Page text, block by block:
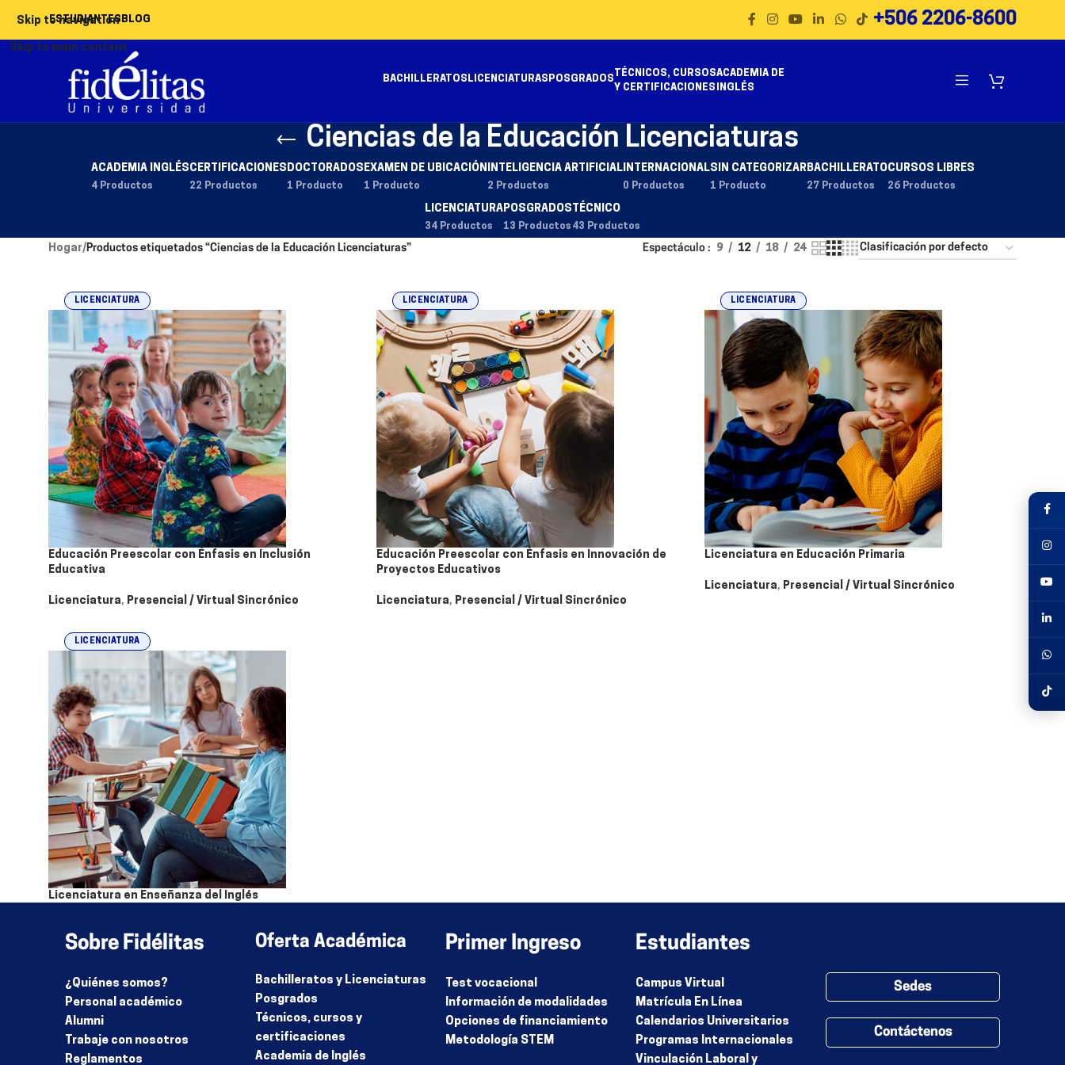
Skip to navigation
Skip to main content
ESTUDIANTES BLOG +506 2206-8600
BACHILLERATOS LICENCIATURAS POSGRADOS
TÉCNICOS, CURSOS
Y CERTIFICACIONES
ACADEMIA DE
INGLÉS
Ciencias de la Educación Licenciaturas
ACADEMIA INGLÉS
4 Productos
CERTIFICACIONES
22 Productos
DOCTORADOS
1 Producto
EXAMEN DE UBICACIÓN
1 Producto
INTELIGENCIA ARTIFICIAL
2 Productos
INTERNACIONAL
0 Productos
SIN CATEGORIZAR
1 Producto
BACHILLERATO
27 Productos
CURSOS LIBRES
26 Productos
LICENCIATURA
34 Productos
POSGRADOS
13 Productos
TÉCNICO
43 Productos
Hogar/Productos etiquetados “Ciencias de la Educación Licenciaturas” Espectáculo 9 12 18 24
LICENCIATURA
Educación Preescolar con Énfasis en Inclusión
Educativa
Licenciatura, Presencial / Virtual Sincrónico
LICENCIATURA
Educación Preescolar con Énfasis en Innovación de
Proyectos Educativos
Licenciatura, Presencial / Virtual Sincrónico
LICENCIATURA
Licenciatura en Educación Primaria
Licenciatura, Presencial / Virtual Sincrónico
LICENCIATURA
Licenciatura en Enseñanza del Inglés
Sobre Fidélitas
¿Quiénes somos?
Personal académico
Alumni
Trabaje con nosotros
Reglamentos
Oferta Académica
Bachilleratos y Licenciaturas
Posgrados
Técnicos, cursos y
certificaciones
Academia de Inglés
Primer Ingreso
Test vocacional
Información de modalidades
Opciones de financiamiento
Metodología STEM
Estudiantes
Campus Virtual
Matrícula En Línea
Calendarios Universitarios
Programas Internacionales
Vinculación Laboral y
Sedes
Contáctenos